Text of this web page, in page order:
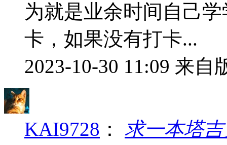
为就是业余时间自己
卡，如果没有打卡...
2023-10-30 11:09 来自
KAI9728 ： 求一本塔